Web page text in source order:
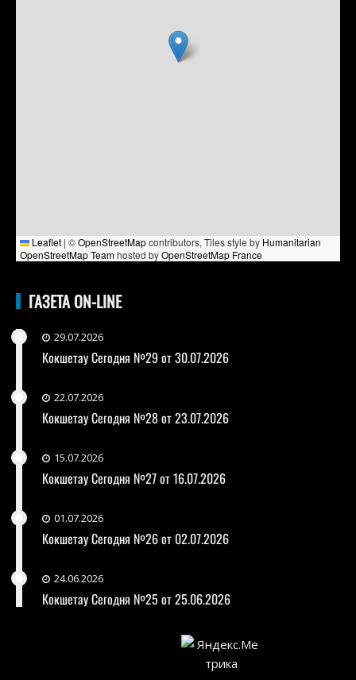
Leaflet | ©OpenStreetMapcontributors, Tiles style by Humanitarian
OpenStreetMap Teamhosted byOpenStreetMap France
ГАЗЕТА ON-LINE
29.07.2026
Кокшетау Сегодня №29 от 30.07.2026
22.07.2026
Кокшетау Сегодня №28 от 23.07.2026
15.07.2026
Кокшетау Сегодня №27 от 16.07.2026
01.07.2026
Кокшетау Сегодня №26 от 02.07.2026
24.06.2026
Кокшетау Сегодня №25 от 25.06.2026